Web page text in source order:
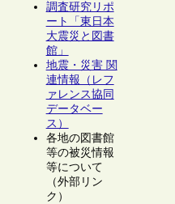
調査研究リポ
ート「東日本
大震災と図書
館」
地震・災害 関
連情報（レフ
ァレンス協同
データベー
ス）
各地の図書館
等の被災情報
等について
（外部リン
ク）